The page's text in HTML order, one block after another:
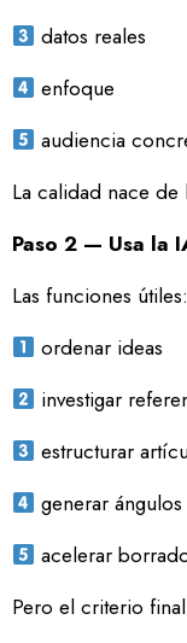
datos reales
enfoque
audiencia
La calidad nace de
Paso 2 — Usa la
Las funciones útiles:
ordenar ideas
investigar
estructurar
generar
acelerar
Pero el criterio